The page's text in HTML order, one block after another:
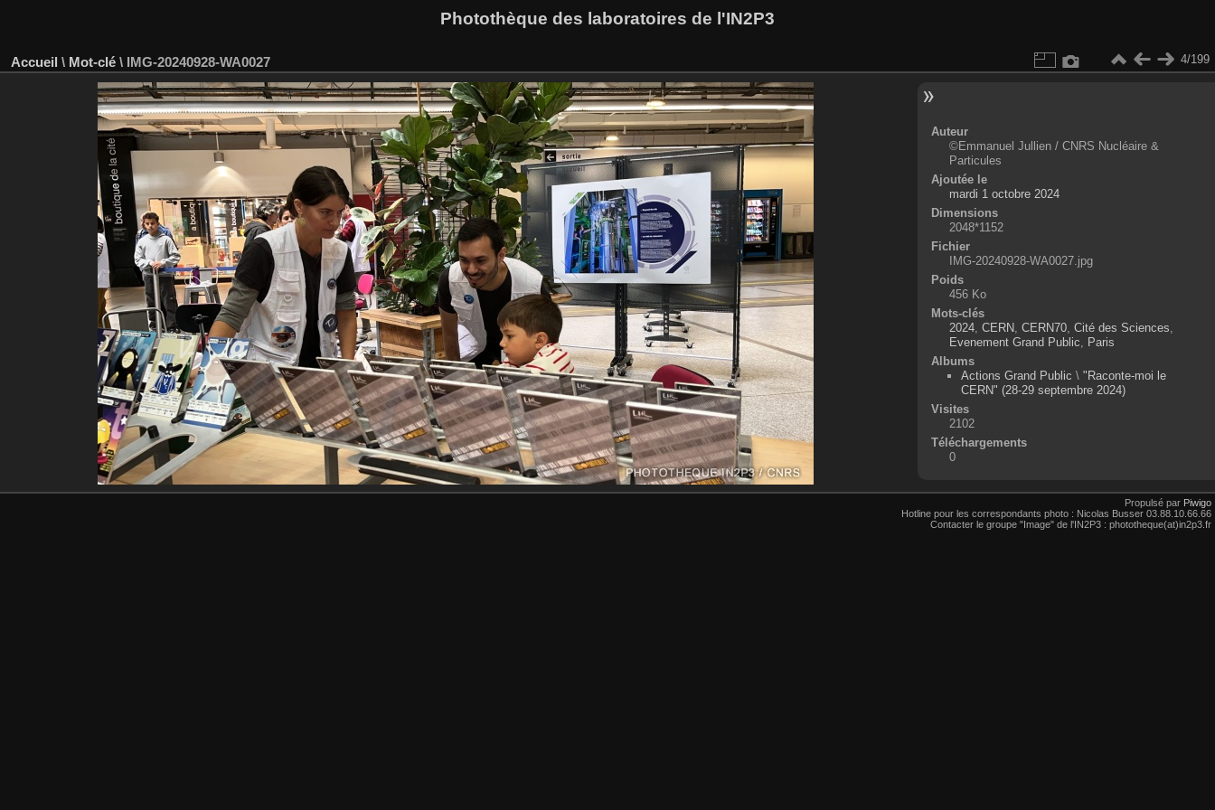
Photothèque des laboratoires de l'IN2P3
Accueil \ Mot-clé \ IMG-20240928-WA0027 4/199
Auteur
©Emmanuel Jullien / CNRS Nucléaire &
Particules
Ajoutée le
mardi 1 octobre 2024
Dimensions
2048*1152
Fichier
IMG-20240928-WA0027.jpg
Poids
456 Ko
Mots-clés
2024, CERN CERN70, Cité des Sciences
Evenement Grand Public
Paris
Albums
Actions Grand Public \ "Raconte-moi le
CERN" (28-29 septembre 2024)
Visites
2102
Téléchargements
0
Propulsé par Piwigo
Hotline pour les correspondants photo : Nicolas Busser 03.88.10.66.66
Contacter le groupe "Image" de l'IN2P3 : phototheque(at)in2p3.fr